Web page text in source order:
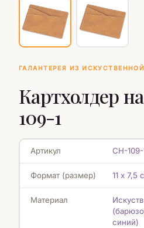
ГАЛАНТЕРЕЯ ИЗ
Картхолдер
109-1
Артикул CH-109-
Формат (размер) 11 х 7,5
Материал
синий)